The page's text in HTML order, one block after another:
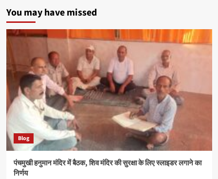
You may have missed
Blog
पंचमुखी हनुमान मंदिर में बैठक, शिव मंदिर की सुरक्षा के लिए स्लाइडर लगाने का
निर्णय